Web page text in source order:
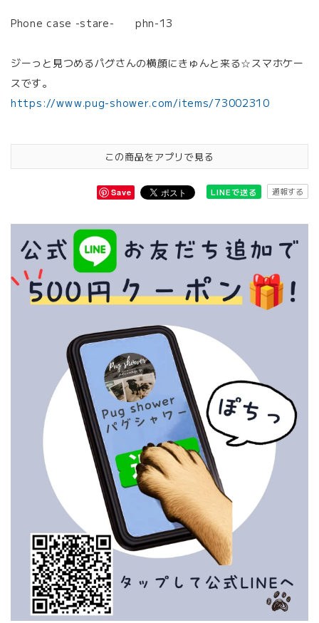
Phone case -stare- phn-13
ジーっと見つめるパグさんの横顔にきゅんと来る☆スマホケー
スです。
https://www.pug-shower.com/items/73002310
この商品をアプリで見る
Save LINEで送る 通報する